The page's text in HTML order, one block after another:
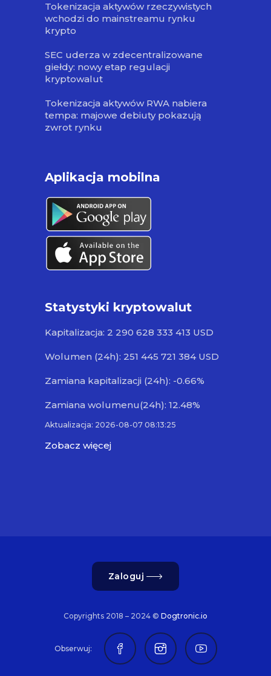
Tokenizacja aktywów rzeczywistych
wchodzi do mainstreamu rynku
krypto
SEC uderza w zdecentralizowane
giełdy: nowy etap regulacji
kryptowalut
Tokenizacja aktywów RWA nabiera
tempa: majowe debiuty pokazują
zwrot rynku
Aplikacja mobilna
Statystyki kryptowalut
Kapitalizacja: 2 290 628 333 413 USD
Wolumen (24h): 251 445 721 384 USD
Zamiana kapitalizacji (24h): -0.66%
Zamiana wolumenu(24h): 12.48%
Aktualizacja: 2026-08-07 08:13:25
Zobacz więcej
Zaloguj
Copyrights 2018 – 2024 © Dogtronic.io
Obserwuj: